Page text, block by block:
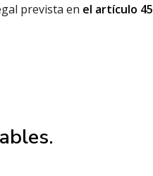
prevista en el artículo 45